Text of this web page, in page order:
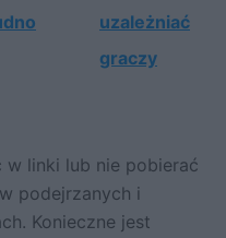
uzależniać
graczy
w linki lub nie pobierać
podejrzanych i
Konieczne jest